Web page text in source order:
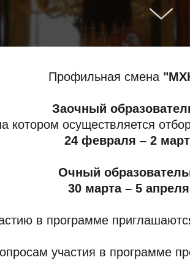
Профильная смена
Заочный
котором осуществляется
24 февраля – 2
Очный
30 марта – 5
в программе
участия в программе